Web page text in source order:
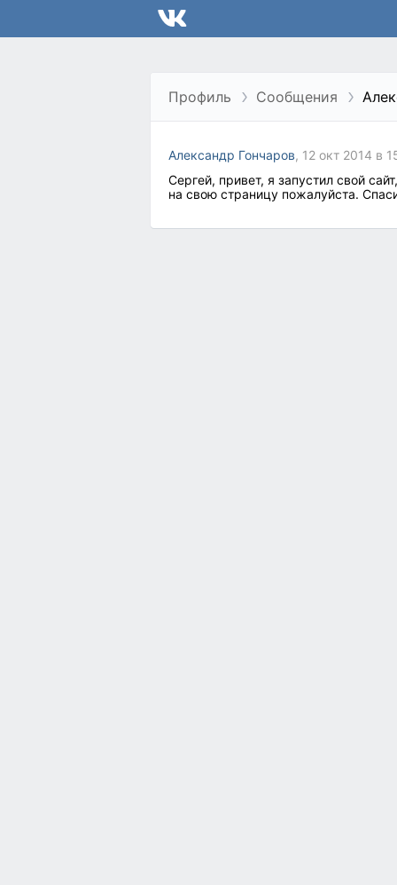
Профиль Сообщения
Александр Гончаров, 12 окт 2014 в
Сергей, привет, я запустил свой
на свою страницу пожалуйста.